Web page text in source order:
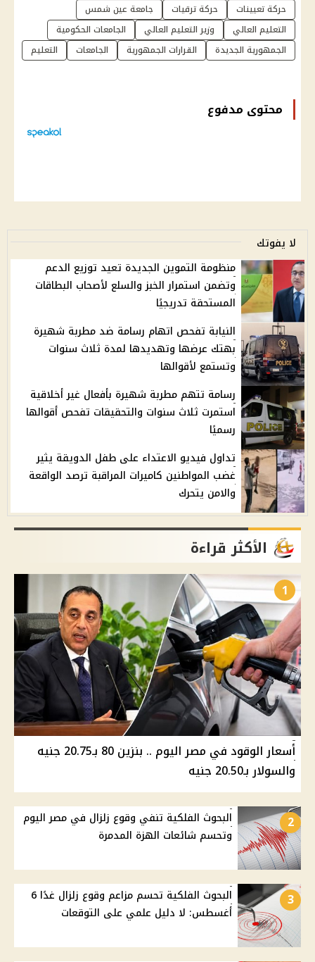
حركة تعيينات حركة ترقيات
جامعة عين شمس
التعليم العالي
وزير التعليم العالي
الجامعات الحكومية
الجمهورية الجديدة
القرارات الجمهورية الجامعات التعليم
محتوى مدفوع
لا يفوتك
منظومة التموين الجديدة تعيد توزيع الدعم
وتضمن استمرار الخبز والسلع لأصحاب البطاقات
المستحقة تدريجيًا
النيابة تفحص اتهام رسامة ضد مطربة شهيرة
بهتك عرضها وتهديدها لمدة ثلاث سنوات
وتستمع لأقوالها
رسامة تتهم مطربة شهيرة بأفعال غير أخلاقية
استمرت ثلاث سنوات والتحقيقات تفحص أقوالها
رسميًا
تداول فيديو الاعتداء على طفل الدويقة يثير
غضب المواطنين كاميرات المراقبة ترصد الواقعة
والامن يتحرك
الأكثر قراءة
1
أسعار الوقود في مصر اليوم .. بنزين 80 بـ20.75 جنيه
والسولار بـ20.50 جنيه
2
البحوث الفلكية تنفي وقوع زلزال في مصر اليوم
وتحسم شائعات الهزة المدمرة
3
البحوث الفلكية تحسم مزاعم وقوع زلزال غدًا 6
أغسطس: لا دليل علمي على التوقعات